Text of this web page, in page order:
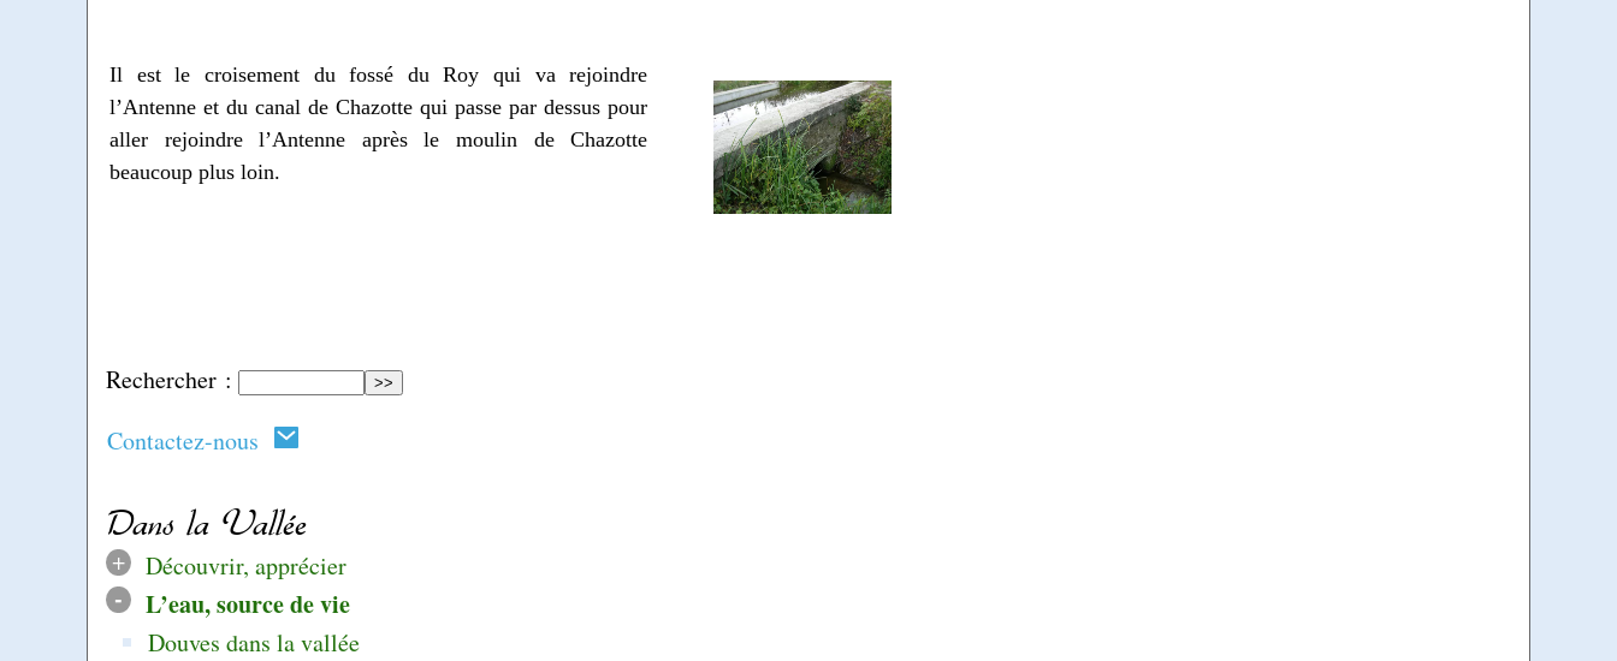
Rechercher :
Contactez-nous
Dans la Vallée
+ Découvrir, apprécier
- L’eau, source de vie
Douves dans la vallée
Il est le croisement du fossé du Roy qui va rejoindre
l’Antenne et du canal de Chazotte qui passe par dessus pour
aller rejoindre l’Antenne après le moulin de Chazotte
beaucoup plus loin.